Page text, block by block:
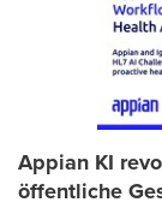
Appian KI
öffentliche